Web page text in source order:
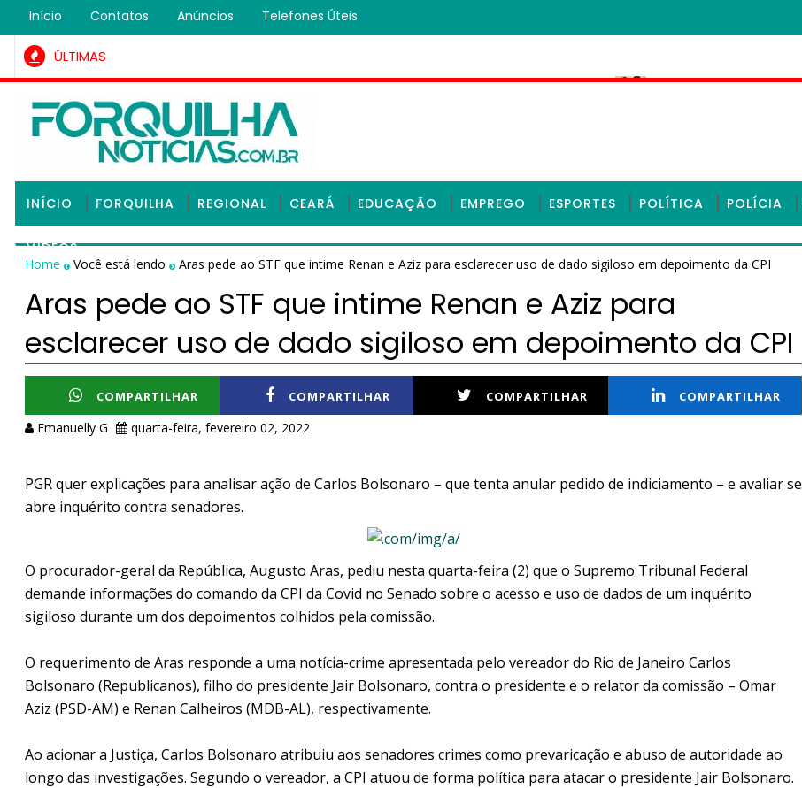
Início Contatos Anúncios Telefones Úteis
ÚLTIMAS
INÍCIO FORQUILHA REGIONAL CEARÁ EDUCAÇÃO EMPREGO ESPORTES POLÍTICA POLÍCIA
VÍDEOS
Home Você está lendo Aras pede ao STF que intime Renan e Aziz para esclarecer uso de dado sigiloso em depoimento da CPI
Aras pede ao STF que intime Renan e Aziz para
esclarecer uso de dado sigiloso em depoimento da CPI
COMPARTILHAR COMPARTILHAR COMPARTILHAR COMPARTILHAR
Emanuelly G quarta-feira, fevereiro 02, 2022
PGR quer explicações para analisar ação de Carlos Bolsonaro – que tenta anular pedido de indiciamento – e avaliar se
abre inquérito contra senadores.
O procurador-geral da República, Augusto Aras, pediu nesta quarta-feira (2) que o Supremo Tribunal Federal
demande informações do comando da CPI da Covid no Senado sobre o acesso e uso de dados de um inquérito
sigiloso durante um dos depoimentos colhidos pela comissão.
O requerimento de Aras responde a uma notícia-crime apresentada pelo vereador do Rio de Janeiro Carlos
Bolsonaro (Republicanos), filho do presidente Jair Bolsonaro, contra o presidente e o relator da comissão – Omar
Aziz (PSD-AM) e Renan Calheiros (MDB-AL), respectivamente.
Ao acionar a Justiça, Carlos Bolsonaro atribuiu aos senadores crimes como prevaricação e abuso de autoridade ao
longo das investigações. Segundo o vereador, a CPI atuou de forma política para atacar o presidente Jair Bolsonaro.